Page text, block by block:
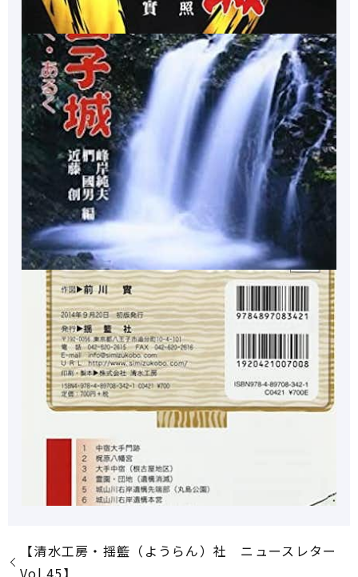
【清水工房・揺籃（ようらん）社 ニュースレター